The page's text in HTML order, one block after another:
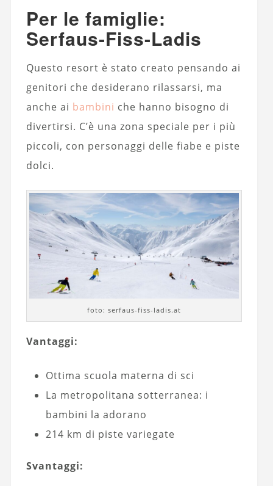
Per le famiglie:
Serfaus-Fiss-Ladis
Questo resort è stato creato pensando ai
genitori che desiderano rilassarsi, ma
anche ai bambini che hanno bisogno di
divertirsi. C’è una zona speciale per i più
piccoli, con personaggi delle fiabe e piste
dolci.
foto: serfaus-fiss-ladis.at
Vantaggi:
Ottima scuola materna di sci
La metropolitana sotterranea: i
bambini la adorano
214 km di piste variegate
Svantaggi: